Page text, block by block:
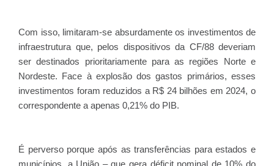
Com isso, limitaram-se absurdamente os investimentos de
infraestrutura que, pelos dispositivos da CF/88 deveriam
ser destinados prioritariamente para as regiões Norte e
Nordeste. Face à explosão dos gastos primários, esses
investimentos foram reduzidos a R$ 24 bilhões em 2024, o
correspondente a apenas 0,21% do PIB.
É perverso porque após as transferências para estados e